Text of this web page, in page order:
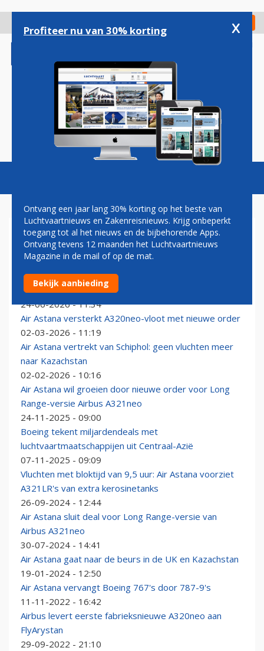
gaan
Check in
Magazine Podcasts Vacatures
AIR ASTANA
Banden EU en Kazachstan versterkt: Air Astana plaatst
order voor tientallen A320neo’s
24-06-2026 - 11:34
Air Astana versterkt A320neo-vloot met nieuwe order
02-03-2026 - 11:19
Air Astana vertrekt van Schiphol: geen vluchten meer
naar Kazachstan
02-02-2026 - 10:16
Air Astana wil groeien door nieuwe order voor Long
Range-versie Airbus A321neo
24-11-2025 - 09:00
Boeing tekent miljardendeals met
luchtvaartmaatschappijen uit Centraal-Azië
07-11-2025 - 09:09
Vluchten met bloktijd van 9,5 uur: Air Astana voorziet
A321LR's van extra kerosinetanks
26-09-2024 - 12:44
Air Astana sluit deal voor Long Range-versie van
Airbus A321neo
30-07-2024 - 14:41
Air Astana gaat naar de beurs in de UK en Kazachstan
19-01-2024 - 12:50
Air Astana vervangt Boeing 767's door 787-9's
11-11-2022 - 16:42
Airbus levert eerste fabrieksnieuwe A320neo aan
FlyArystan
29-09-2022 - 21:10
Profiteer nu van 30% korting x
Ontvang een jaar lang 30% korting op het beste van
Luchtvaartnieuws en Zakenreisnieuws. Krijg onbeperkt
toegang tot al het nieuws en de bijbehorende Apps.
Ontvang tevens 12 maanden het Luchtvaartnieuws
Magazine in de mail of op de mat.
Bekijk aanbieding